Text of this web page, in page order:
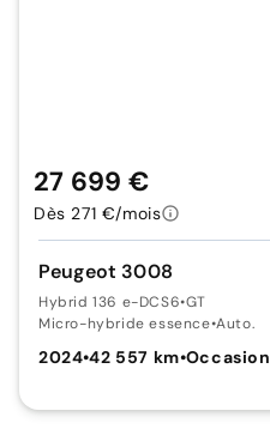
Peugeot 3008
Hybrid 136 e-DCS6•GT
Micro-hybride essence•Auto.
2024•42 557 km•Occasion
27 699 €
Dès 271 €/mois